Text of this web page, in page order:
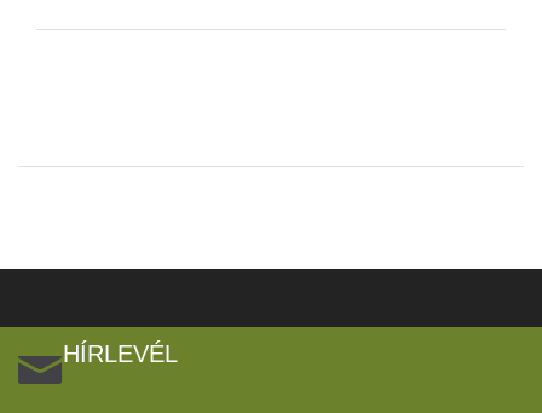
HÍRLEVÉL